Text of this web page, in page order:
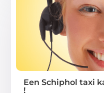
Een Schiphol taxi
!